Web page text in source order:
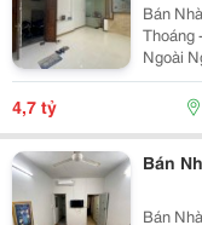
Bán
Thoáng
Ngoài
Đúc,
4,7 tỷ
Bán
Bán